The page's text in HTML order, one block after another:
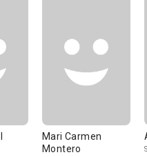
Mari Carmen
Montero